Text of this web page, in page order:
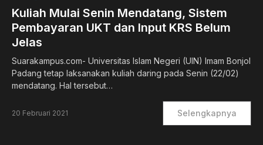
Kuliah Mulai Senin Mendatang, Sistem
Pembayaran UKT dan Input KRS Belum
Jelas
Suarakampus.com- Universitas Islam Negeri (UIN) Imam Bonjol
Padang tetap laksanakan kuliah daring pada Senin (22/02)
mendatang. Hal tersebut…
20 Februari 2021 Selengkapnya